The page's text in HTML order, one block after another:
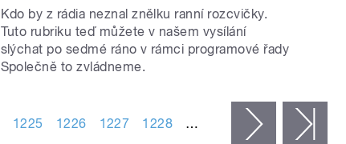
Kdo by z rádia neznal znělku ranní rozcvičky.
Tuto rubriku teď můžete v našem vysílání
slýchat po sedmé ráno v rámci programové řady
Společně to zvládneme.
1225 1226 1227 1228 … následující ›